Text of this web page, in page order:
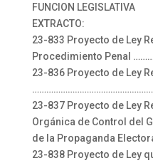
FUNCION LEGISLATIVA
EXTRACTO:
23-833 Proyecto de Ley
Procedimiento Penal
23-836 Proyecto de Ley
23-837 Proyecto de Ley
Orgánica de Control del
de la Propaganda
23-838 Proyecto de Ley